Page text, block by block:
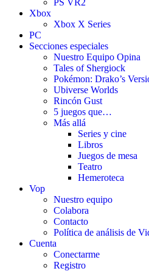
PS VR2
Xbox
Xbox X Series
PC
Secciones especiales
Nuestro Equipo Opina
Tales of Shergiock
Pokémon: Drako’s
Ubiverse Worlds
Rincón Gust
5 juegos que…
Más allá
Series y cine
Libros
Juegos de mesa
Teatro
Hemeroteca
Vop
Nuestro equipo
Colabora
Contacto
Política de análisis de
Cuenta
Conectarme
Registro